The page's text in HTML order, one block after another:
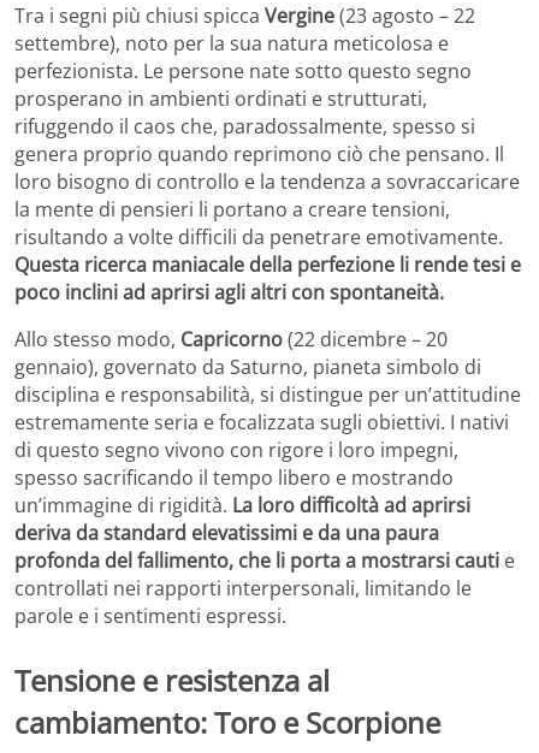
Tra i segni più chiusi spicca Vergine(23 agosto – 22
settembre), noto per la sua natura meticolosa e
perfezionista. Le persone nate sotto questo segno
prosperano in ambienti ordinati e strutturati,
rifuggendo il caos che, paradossalmente, spesso si
genera proprio quando reprimono ciò che pensano. Il
loro bisogno di controllo e la tendenza a sovraccaricare
la mente di pensieri li portano a creare tensioni,
risultando a volte difficili da penetrare emotivamente.
Questa ricerca maniacale della perfezione li rende tesi e
poco inclini ad aprirsi agli altri con spontaneità.
Allo stesso modo, Capricorno(22 dicembre – 20
gennaio), governato da Saturno, pianeta simbolo di
disciplina e responsabilità, si distingue per un’attitudine
estremamente seria e focalizzata sugli obiettivi. I nativi
di questo segno vivono con rigore i loro impegni,
spesso sacrificando il tempo libero e mostrando
un’immagine di rigidità. La loro difficoltà ad aprirsi
deriva da standard elevatissimi e da una paura
profonda del fallimento, che li porta a mostrarsi cauti e
controllati nei rapporti interpersonali, limitando le
parole e i sentimenti espressi.
Tensione e resistenza al
cambiamento: Toro e Scorpione